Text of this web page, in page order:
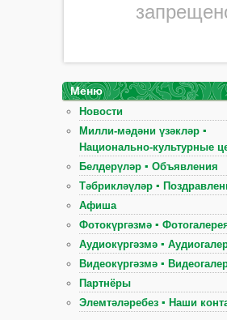
Меню
Новости
Милли-мәдәни үзәкләр ▪
Национально-культурные
Белдерүләр ▪ Объявления
Тәбрикләүләр ▪
Афиша
Фотокүргәзмә ▪
Аудиокүргәзмә ▪
Видеокүргәзмә ▪
Партнёры
Элемтәләребез ▪ Наши